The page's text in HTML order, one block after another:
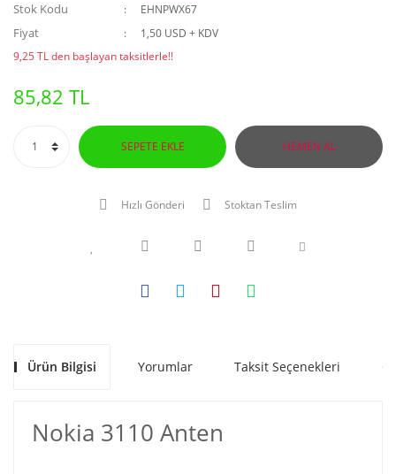
Stok Kodu EHNPWX67
Fiyat
1,50 USD + KDV
9,25 TL den başlayan taksitlerle!!
85,82 TL
SEPETE EKLE HEMEN AL
Hızlı Gönderi Stoktan Teslim
Ürün Bilgisi Yorumlar Taksit Seçenekleri
Nokia 3110 Anten